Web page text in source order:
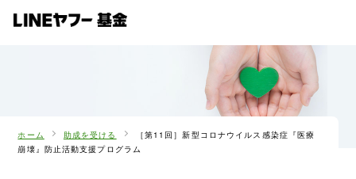
ホーム 助成を受ける
［第11回］新型コロナウイルス感染症『医療
崩壊』防止活動支援プログラム